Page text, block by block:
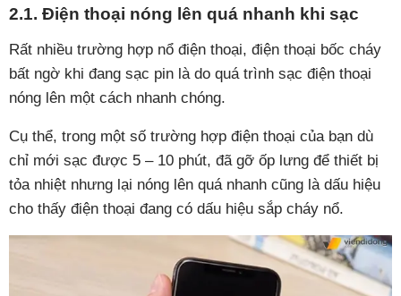
2.1. Điện thoại nóng lên quá nhanh khi sạc
Rất nhiều trường hợp nổ điện thoại, điện thoại bốc cháy
bất ngờ khi đang sạc pin là do quá trình sạc điện thoại
nóng lên một cách nhanh chóng.
Cụ thể, trong một số trường hợp điện thoại của bạn dù
chỉ mới sạc được 5 – 10 phút, đã gỡ ốp lưng để thiết bị
tỏa nhiệt nhưng lại nóng lên quá nhanh cũng là dấu hiệu
cho thấy điện thoại đang có dấu hiệu sắp cháy nổ.